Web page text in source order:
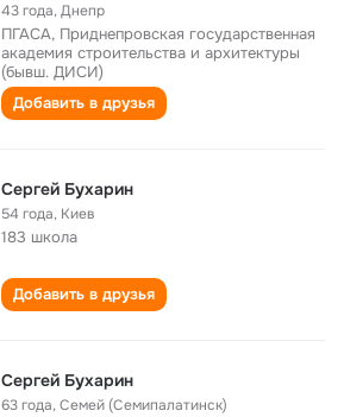
43 года,Днепр
ПГАСА, Приднепровская государственная
академия строительства и архитектуры
(бывш. ДИСИ)
Добавить в друзья
Сергей Бухарин
54 года, Киев
183 школа
Добавить в друзья
Сергей Бухарин
63 года,Семей (Семипалатинск)